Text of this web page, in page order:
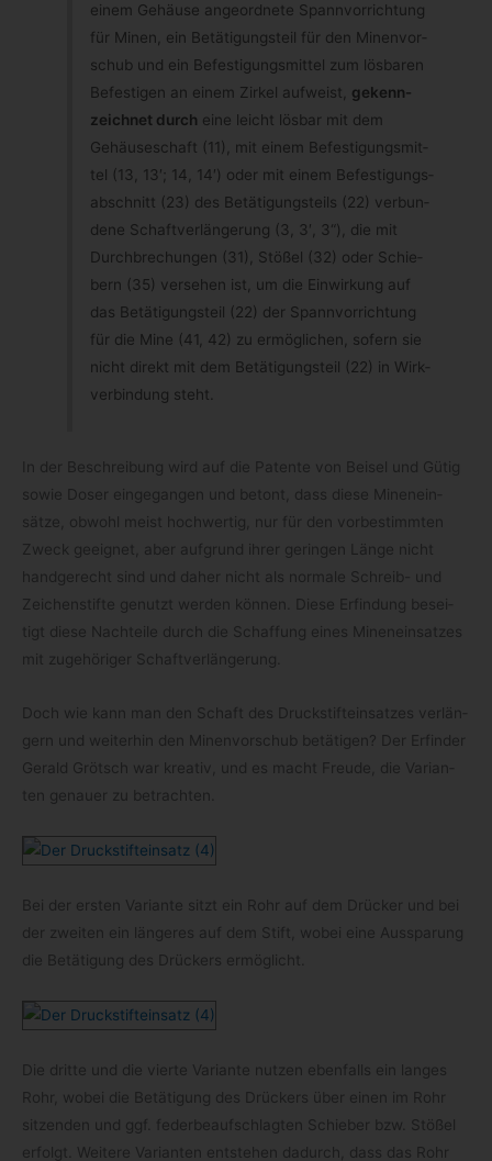
einem Gehäuse ange­ord­nete Spann­vor­rich­tung
für Minen, ein Betä­ti­gungs­teil für den Minen­vor­
schub und ein Befes­ti­gungs­mit­tel zum lös­ba­ren
Befes­ti­gen an einem Zir­kel auf­weist, gekenn­
zeich­net durch eine leicht lös­bar mit dem
Gehäu­se­schaft (11), mit einem Befes­ti­gungs­mit­
tel (13, 13′; 14, 14′) oder mit einem Befes­ti­gungs­
ab­schnitt (23) des Betä­ti­gungs­teils (22) ver­bun­
dene Schaft­ver­län­ge­rung (3, 3′, 3“), die mit
Durch­bre­chun­gen (31), Stö­ßel (32) oder Schie­
bern (35) ver­se­hen ist, um die Ein­wir­kung auf
das Betä­ti­gungs­teil (22) der Spann­vor­rich­tung
für die Mine (41, 42) zu ermög­li­chen, sofern sie
nicht direkt mit dem Betä­ti­gungs­teil (22) in Wirk­
ver­bin­dung steht.
In der Beschrei­bung wird auf die Patente von Bei­sel und Gütig
sowie Doser ein­ge­gan­gen und betont, dass diese Minen­ein­
sätze, obwohl meist hoch­wer­tig, nur für den vor­be­stimm­ten
Zweck geeig­net, aber auf­grund ihrer gerin­gen Länge nicht
hand­ge­recht sind und daher nicht als nor­male Schreib- und
Zei­chen­stifte genutzt wer­den kön­nen. Diese Erfin­dung besei­
tigt diese Nach­teile durch die Schaf­fung eines Minen­ein­sat­zes
mit zuge­hö­ri­ger Schaftverlängerung.
Doch wie kann man den Schaft des Druck­stift­ein­sat­zes ver­län­
gern und wei­ter­hin den Minen­vor­schub betä­ti­gen? Der Erfin­der
Gerald Grötsch war krea­tiv, und es macht Freude, die Vari­an­
ten genauer zu betrachten.
Bei der ers­ten Vari­ante sitzt ein Rohr auf dem Drü­cker und bei
der zwei­ten ein län­ge­res auf dem Stift, wobei eine Aus­spa­rung
die Betä­ti­gung des Drü­ckers ermöglicht.
Die dritte und die vierte Vari­ante nut­zen eben­falls ein lan­ges
Rohr, wobei die Betä­ti­gung des Drü­ckers über einen im Rohr
sit­zen­den und ggf. feder­be­auf­schlag­ten Schie­ber bzw. Stö­ßel
erfolgt. Wei­tere Vari­an­ten ent­ste­hen dadurch, dass das Rohr